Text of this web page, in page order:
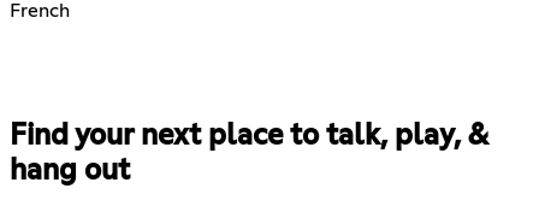
French
Find your next place to talk, play, &
hang out